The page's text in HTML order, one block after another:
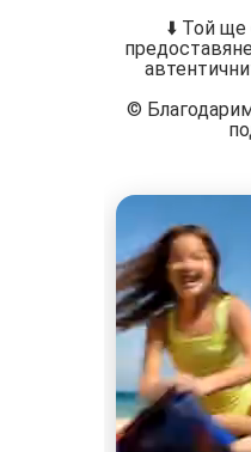
⬇️ Той ще
©️